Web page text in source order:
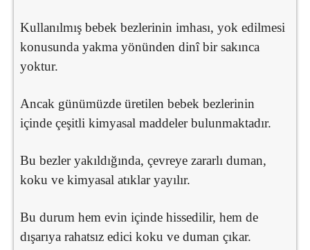
Kullanılmış bebek bezlerinin imhası, yok edilmesi
konusunda yakma yönünden dinî bir sakınca
yoktur.
Ancak günümüzde üretilen bebek bezlerinin
içinde çeşitli kimyasal maddeler bulunmaktadır.
Bu bezler yakıldığında, çevreye zararlı duman,
koku ve kimyasal atıklar yayılır.
Bu durum hem evin içinde hissedilir, hem de
dışarıya rahatsız edici koku ve duman çıkar.